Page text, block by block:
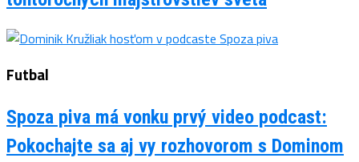
Futbal
Spoza piva má vonku prvý video podcast:
Pokochajte sa aj vy rozhovorom s Dominom